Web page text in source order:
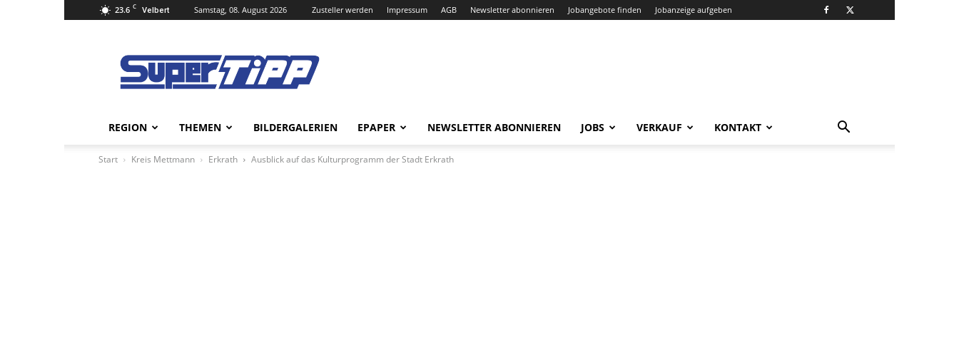
23.6 C Velbert Samstag, 08. August 2026 Zusteller werden Impressum AGB Newsletter abonnieren Jobangebote finden Jobanzeige aufgeben
Tipp
Online
REGION THEMEN BILDERGALERIEN EPAPER NEWSLETTER ABONNIEREN JOBS VERKAUF KONTAKT
Start Kreis Mettmann Erkrath Ausblick auf das Kulturprogramm der Stadt Erkrath